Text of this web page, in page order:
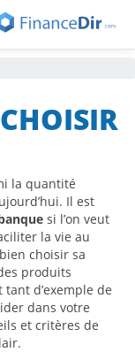
la quantité
Il est
si l’on veut
la vie au
choisir sa
produits
d’exemple de
dans votre
et critères de